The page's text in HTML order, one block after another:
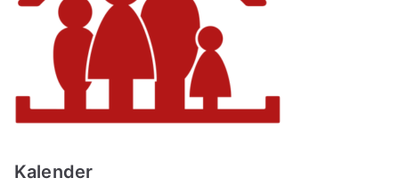
Kalender